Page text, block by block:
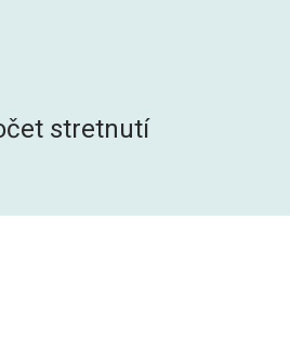
stretnutí